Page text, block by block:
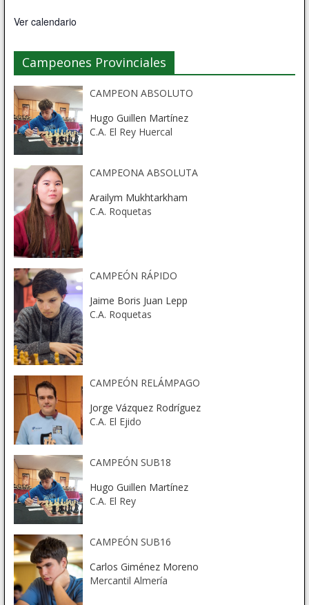
Ver calendario
Campeones Provinciales
CAMPEON ABSOLUTO
Hugo Guillen Martínez
C.A. El Rey Huercal
CAMPEONA ABSOLUTA
Arailym Mukhtarkham
C.A. Roquetas
CAMPEÓN RÁPIDO
Jaime Boris Juan Lepp
C.A. Roquetas
CAMPEÓN RELÁMPAGO
Jorge Vázquez Rodríguez
C.A. El Ejido
CAMPEÓN SUB18
Hugo Guillen Martínez
C.A. El Rey
CAMPEÓN SUB16
Carlos Giménez Moreno
Mercantil Almería